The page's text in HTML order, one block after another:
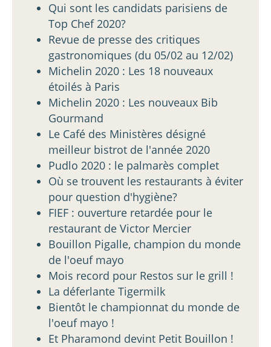
Qui sont les candidats parisiens de
Top Chef 2020?
Revue de presse des critiques
gastronomiques (du 05/02 au 12/02)
Michelin 2020 : Les 18 nouveaux
étoilés à Paris
Michelin 2020 : Les nouveaux Bib
Gourmand
Le Café des Ministères désigné
meilleur bistrot de l'année 2020
Pudlo 2020 : le palmarès complet
Où se trouvent les restaurants à éviter
pour question d'hygiène?
FIEF : ouverture retardée pour le
restaurant de Victor Mercier
Bouillon Pigalle, champion du monde
de l'oeuf mayo
Mois record pour Restos sur le grill !
La déferlante Tigermilk
Bientôt le championnat du monde de
l'oeuf mayo !
Et Pharamond devint Petit Bouillon !